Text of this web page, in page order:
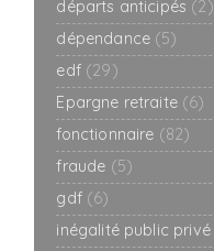
départs anticipés (2)
dépendance (5)
edf (29)
Epargne retraite (6)
fonctionnaire (82)
fraude (5)
gdf (6)
inégalité public privé